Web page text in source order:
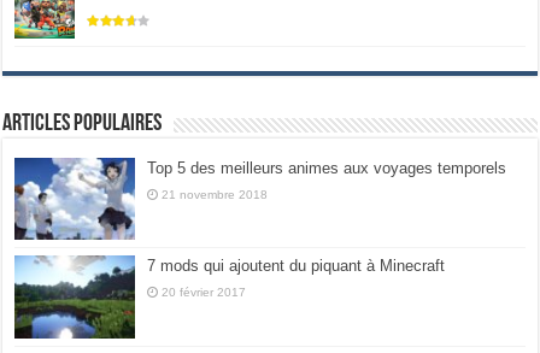
Articles populaires
Top 5 des meilleurs animes aux voyages temporels
21 novembre 2018
7 mods qui ajoutent du piquant à Minecraft
20 février 2017